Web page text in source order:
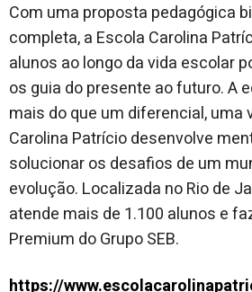
Com uma proposta pedagógica
completa, a Escola Carolina
alunos ao longo da vida escolar
os guia do presente ao futuro. A
mais do que um diferencial, uma
Carolina Patrício desenvolve
solucionar os desafios de um
evolução. Localizada no Rio de
atende mais de 1.100 alunos e
Premium do Grupo SEB.
https://